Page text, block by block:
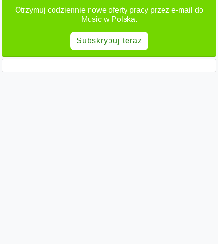
Otrzymuj codziennie nowe oferty pracy przez e-mail do
Music w Polska.
Subskrybuj teraz